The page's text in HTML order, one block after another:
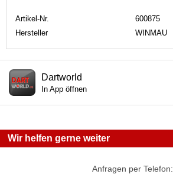
Artikel-Nr.
600875
Hersteller
WINMAU
Dartworld
In App öffnen
Wir helfen gerne weiter
Anfragen per Telefon: